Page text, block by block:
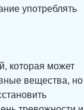
употреблять
которая может
вещества, но